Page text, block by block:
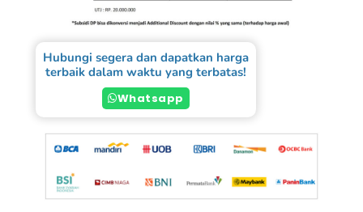
Hubungi segera dan dapatkan harga
terbaik dalam waktu yang terbatas!
Whatsapp